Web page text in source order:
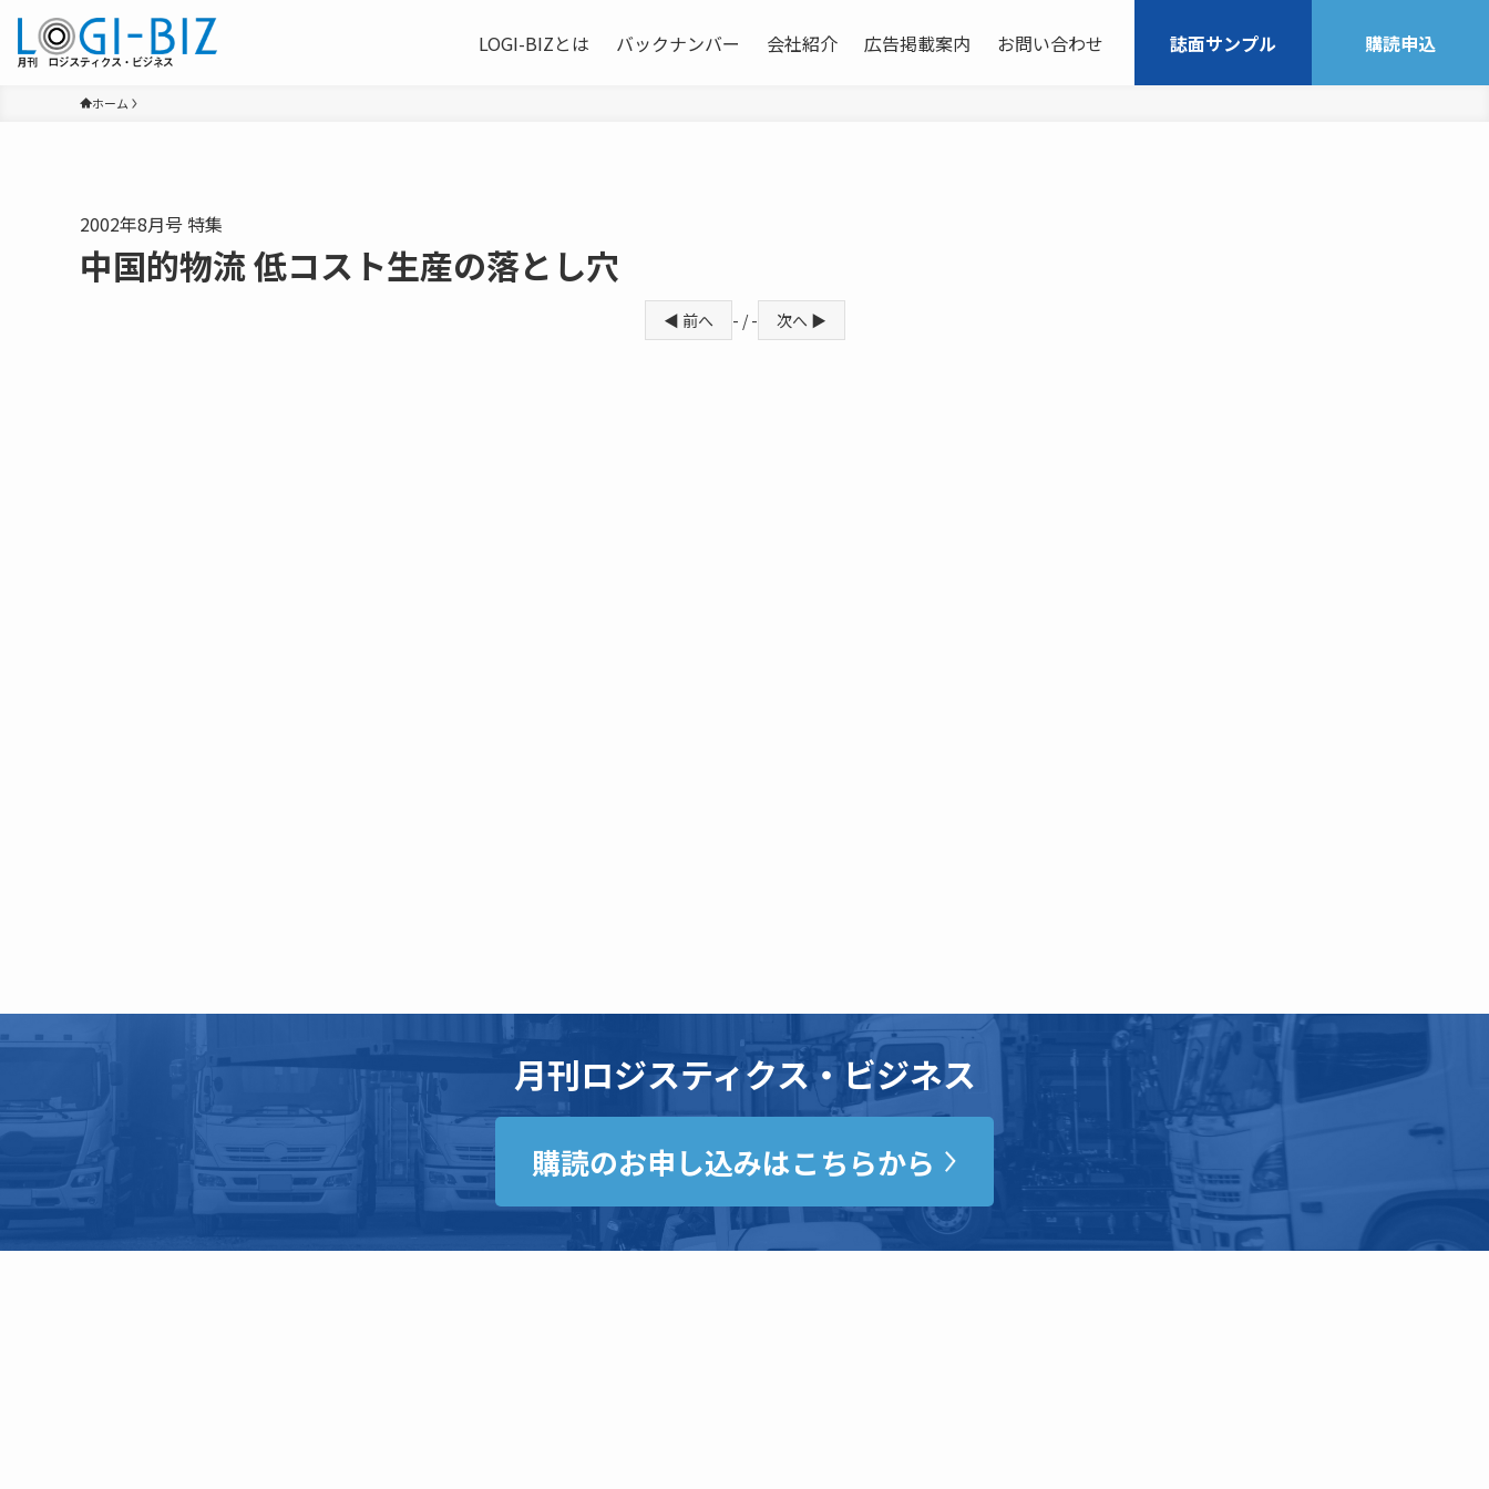
LOGI-BIZとは バックナンバー 会社紹介 広告掲載案内 お問い合わせ 誌面サンプル 購読申込
ホーム
2002年8月号 特集
中国的物流 低コスト生産の落とし穴
◀ 前へ - / - 次へ ▶
月刊ロジスティクス・ビジネス
購読のお申し込みはこちらから